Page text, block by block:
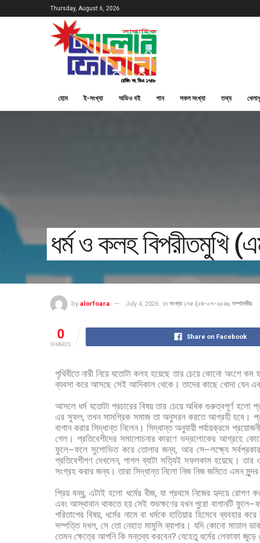
Thursday, August 6, 2026
হোম ই-সংখ্যা অডিও বই গান সকল সংখ্যা তথ্য
ধর্ম ও কলহ বিপরীতমুখি
by alorfoara July 4, 2026 in সংখ্যা ১৭৫ (০৪-০৭-২০২৬, সম্পাদকীয়
0
SHARES
Share on Facebook
পৃথিবীতে নারী নিয়ে যতোটা কলহ হয়েছে তার চেয়ে কোনো অংশে কম
ব্যবসা করে আসছে সেই আদিকাল থেকে। তাদের কাছে খোদা যেন
আসলে ধর্ম যতোটা প্রচারের বিষয় তার চেয়ে অধিক গুরুত্বপূর্ণ হলো
এর সুফল,তখন সামগ্রিক সমাজ তা অনুসরন করতে আগ্রহী হবে।
বাগান করার সিদ্ধান্ত নিলেন। সিদ্ধান্ত অনুযায়ী পর্যায়ক্রমে
গেল। প্রতিবেশীদের সমালোচনার কারণে ভদ্রলোকের আগ্রহে
ফুলে–ফলে সুশোভিত করে তোলার জন্য, আর সে–লক্ষ্যে সর্বপ্রকার
প্রতিবেশীগণ দেখলেন, পাগল ব্যাটা সত্যিই সফলকাম হয়েছে। তার
সংগ্রহ করার জন্য। তারা সিদ্ধান্ত নিলো নিজ নিজ জমিতে এমন সুন্দর
প্রিয় বন্ধু,এটাই হলো ধর্মের বীজ, যা প্রথমে নিজের হৃদয়ে রোপণ
এবং আস্থাবান থাকতে হয় সেই শুভক্ষণের যখন পুরো বাগানটি ফুলে–
পরিতাপের বিষয়, ধর্মের নামে বা ধর্মকে হাতিয়ার হিসেবে ব্যবহার করে
সম্পত্তি দখল, সে তো নেহাত মামুলি ব্যাপার। যদি কোনো মাতাল
তেমন ক্ষেত্রে আপনি কি মন্তব্য করবেন? যেহেতু ধর্মের লেফাফা জুড়ে